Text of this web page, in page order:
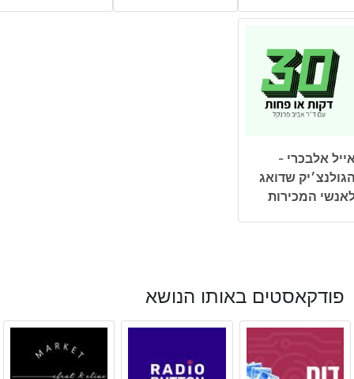
אלבכרי -
שדואג
המכירות
פודקאסטים באותו הנושא